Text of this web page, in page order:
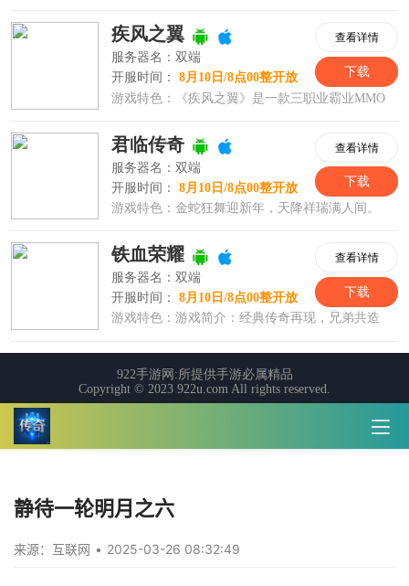
静待一轮明月之六
来源：互联网 • 2025-03-26 08:32:49